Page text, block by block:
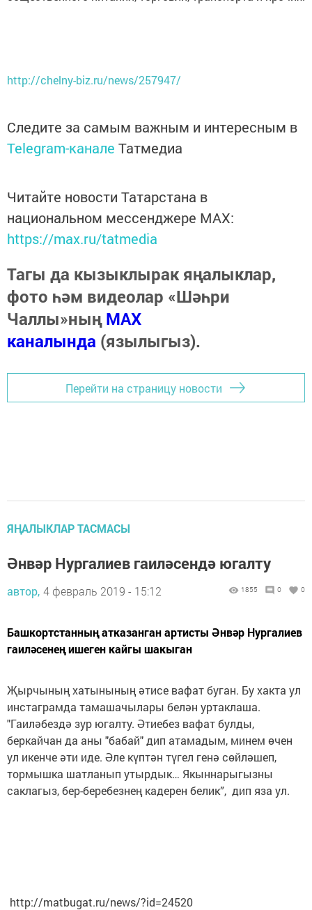
http://chelny-biz.ru/news/257947/
Следите за самым важным и интересным в
Telegram-канале Татмедиа
Читайте новости Татарстана в
национальном мессенджере MАХ:
https://max.ru/tatmedia
Тагы да кызыклырак яңалыклар,
фото һәм видеолар «Шәһри
Чаллы»ныңMAX
каналында (язылыгыз).
Перейти на страницу новости
ЯҢАЛЫКЛАР ТАСМАСЫ
Әнвәр Нургалиев гаиләсендә югалту
автор, 4 февраль 2019 - 15:12 1855 0 0
Башкортстанның атказанган артисты Әнвәр Нургалиев
гаиләсенең ишеген кайгы шакыган
Җырчының хатынының әтисе вафат буган. Бу хакта ул
инстаграмда тамашачылары белән уртаклаша.
"Гаиләбездә зур югалту. Әтиебез вафат булды,
беркайчан да аны "бабай" дип атамадым, минем өчен
ул икенче әти иде. Әле күптән түгел генә сөйләшеп,
тормышка шатланып утырдык… Якыннарыгызны
саклагыз, бер-беребезнең кадерен белик”, дип яза ул.
http://matbugat.ru/news/?id=24520